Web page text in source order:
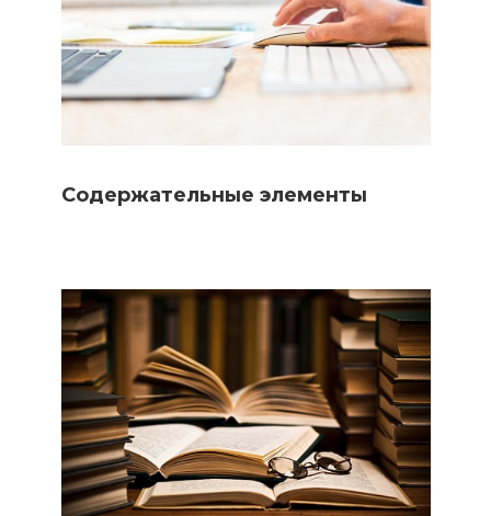
Содержательные элементы